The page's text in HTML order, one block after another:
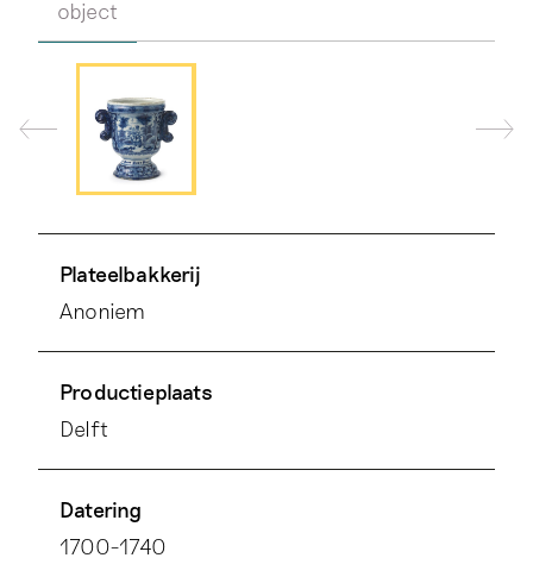
object
Plateelbakkerij
Anoniem
Productieplaats
Delft
Datering
1700-1740